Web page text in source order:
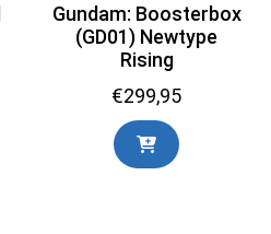
Gundam: Boosterbox
(GD01) Newtype
Rising
€299,95